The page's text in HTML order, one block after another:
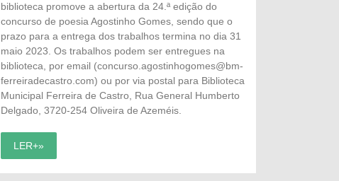
biblioteca promove a abertura da 24.ª edição do
concurso de poesia Agostinho Gomes, sendo que o
prazo para a entrega dos trabalhos termina no dia 31
maio 2023. Os trabalhos podem ser entregues na
biblioteca, por email (concurso.agostinhogomes@bm-
ferreiradecastro.com) ou por via postal para Biblioteca
Municipal Ferreira de Castro, Rua General Humberto
Delgado, 3720-254 Oliveira de Azeméis.
LER+»